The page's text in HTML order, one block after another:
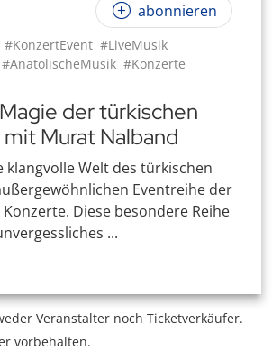
abonnieren
#KonzertEvent #LiveMusik
#AnatolischeMusik #Konzerte
der türkischen
Murat Nalband
klangvolle Welt des türkischen
Eventreihe der
Diese besondere Reihe
...
Veranstalter noch Ticketverkäufer.
vorbehalten.